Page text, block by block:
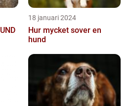
18 januari 2024
Hur mycket sover en
hund